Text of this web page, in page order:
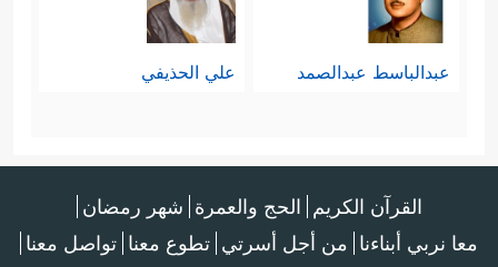
عبدالباسط عبدالصمد علي الحذيفي
القرآن الكريم الحج والعمرة شهر رمضان
معا نربي أبناءنا من أجل أسرتي تطوع معنا تواصل معنا